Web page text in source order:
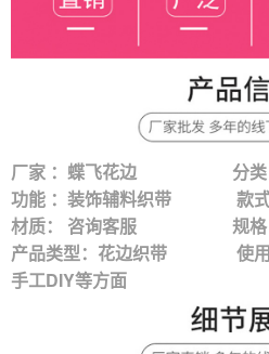
厂家 ：蝶飞花边 分类：
功能 ：装饰辅料织带 款式
材质： 咨询客服 规格：
产品类型：花边织带 使
手工DIY等方面